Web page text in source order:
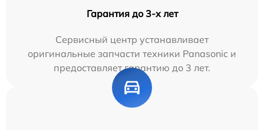
Гарантия до 3-х лет
Сервисный центр устанавливает
оригинальные запчасти техники Panasonic и
предоставляет гарантию до 3 лет.